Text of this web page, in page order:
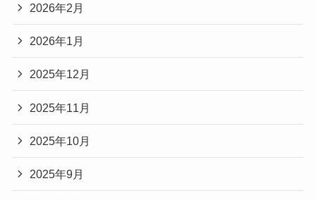
2026年2月
2026年1月
2025年12月
2025年11月
2025年10月
2025年9月